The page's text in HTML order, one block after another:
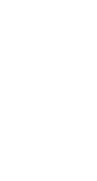
19 %